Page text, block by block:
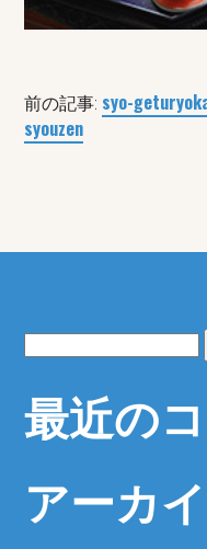
前の記事: syo-
syouzen
最近の
アーカ